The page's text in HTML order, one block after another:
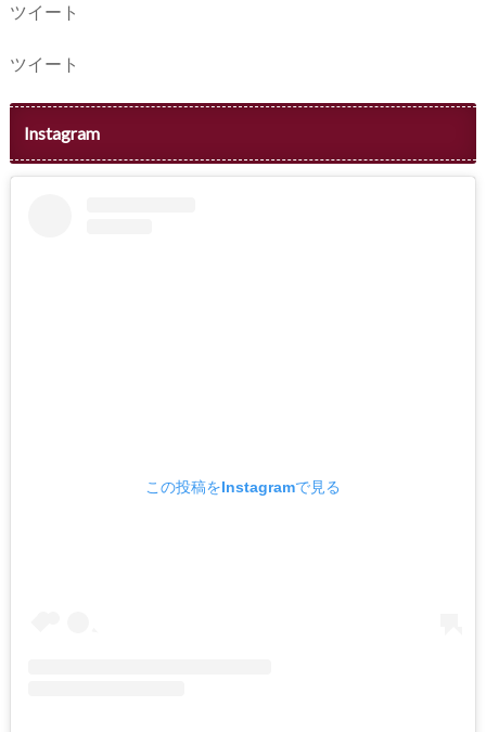
ツイート
ツイート
Instagram
この投稿をInstagramで見る